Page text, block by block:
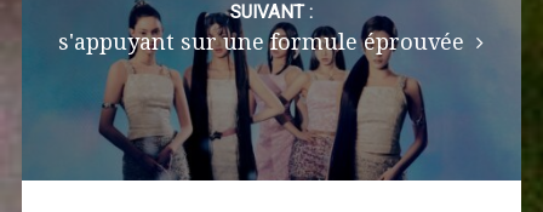
SUIVANT :
s'appuyant sur une formule éprouvée